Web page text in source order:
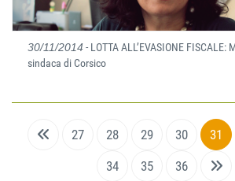
30/11/2014- LOTTA ALL’EVASIONE FISCALE:
sindaca di Corsico
27 28 29 30 31
34
35 36